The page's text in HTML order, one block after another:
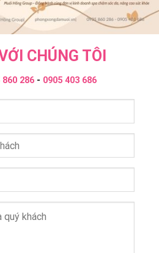
CHÚNG TÔI
860 286 - 0905 403 686